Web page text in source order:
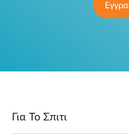
Για Το Σπιτι